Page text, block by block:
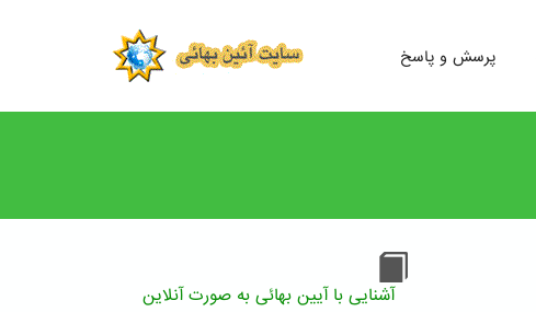
پرسش و پاسخ
آشنایی با آیین بهائی به صورت آنلاین